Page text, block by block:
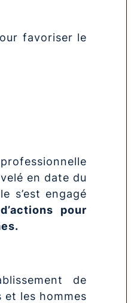
favoriser le
en date du
s’est engagé
pour
de
et les hommes